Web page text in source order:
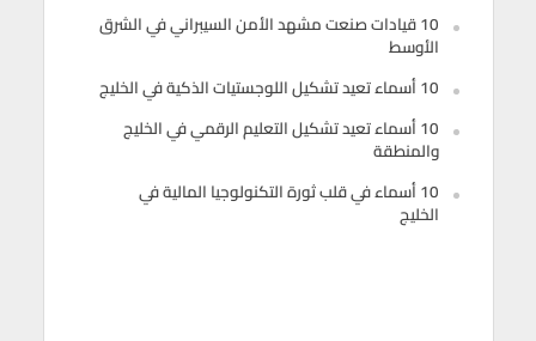
10 قيادات صنعت مشهد الأمن السيبراني في الشرق
الأوسط
10 أسماء تعيد تشكيل اللوجستيات الذكية في الخليج
10 أسماء تعيد تشكيل التعليم الرقمي في الخليج
والمنطقة
10 أسماء في قلب ثورة التكنولوجيا المالية في
الخليج